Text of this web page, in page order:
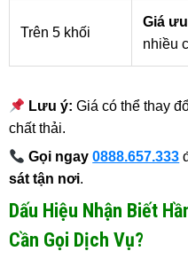
Trên 5 khối
Giá
nhiều
Lưu ý: Giá có thể thay
chất thải.
Gọi ngay0888.657.333
sát tận nơi.
Dấu Hiệu Nhận Biết
Cần Gọi Dịch Vụ?